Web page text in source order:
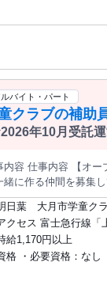
空調や家具などの特
込み補佐 単に支援を行うだけでなく、「その方が強みを活かして働けるか」「無理なく継続
「仕事として品質を
地域資源・クリエイ
を支える大切な役割です。 新規事業の立ち上げフェーズのた
たい方、利用者さん
作成、モニタリング
持ちの方（Word、
関係機関と円滑に連携できるコ
援A型またはB型、就
・宿泊業、清掃業務
対応、書類整備の経
強みや可能性を引き出す支援をしたい方 ・支援
ェーズを柔軟に楽し
えられる方 ・地域に
ルバイト・パート
クラブの補助
年10月受託
内容 仕事内容 【オー
緒に作る仲間を募集
スタートで きるお仕
見 守りなど） ●登室
の見守りが中心で、
りがいPOINT☆ こどもたちの成長をすぐそばで感じられるお仕事 です。遊びや生活習慣を一
学びながら、でき る
日葉 大月市学童ク
クセス 富士急行線「
給1,170円以上
格 ・必要資格：なし ＜